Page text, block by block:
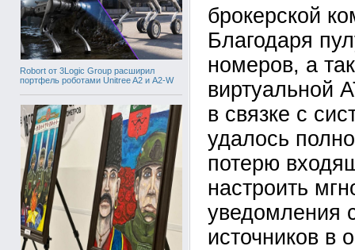
Robort от 3Logic Group расширил
портфель роботами Unitree A2 и A2-W
брокерской
Благодаря
номеров, а
виртуальной
в связке с
удалось
потерю
настроить
уведомления
источников в